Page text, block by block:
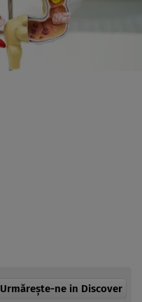
Urmărește-ne in Discover